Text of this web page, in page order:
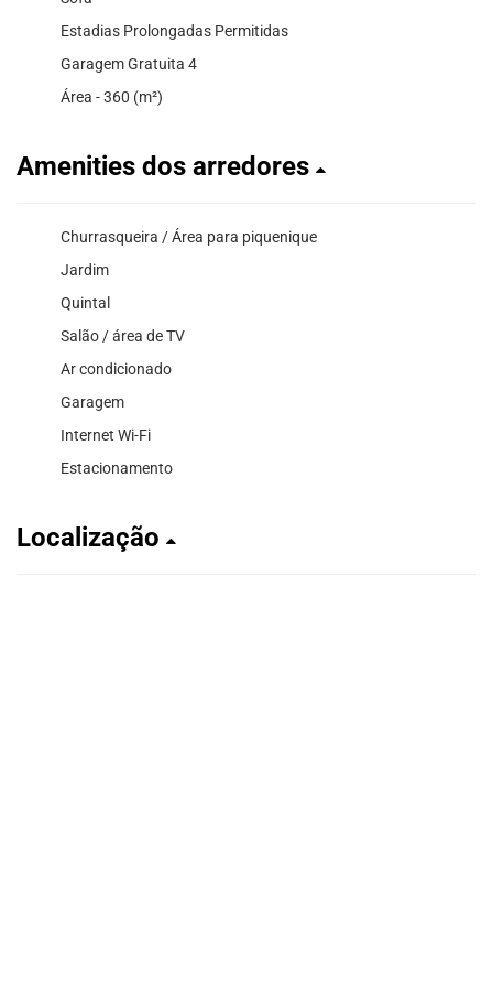
Estadias Prolongadas Permitidas
Garagem Gratuita 4
Área - 360 (m²)
Amenities dos arredores
Churrasqueira / Área para piquenique
Jardim
Quintal
Salão / área de TV
Ar condicionado
Garagem
Internet Wi-Fi
Estacionamento
Localização